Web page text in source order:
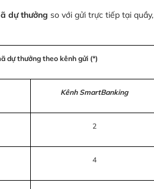
dự thưởng so với gửi trực tiếp tại quầy,
dự thưởng theo kênh gửi (*)
Kênh SmartBanking
2
4